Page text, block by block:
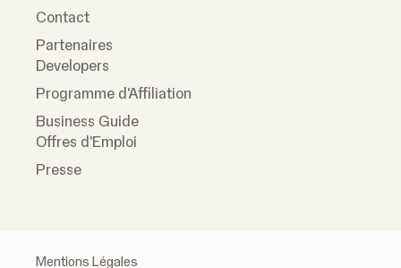
Contact
Partenaires
Developers
Programme d'Affiliation
Business Guide
Offres d'Emploi
Presse
Mentions Légales